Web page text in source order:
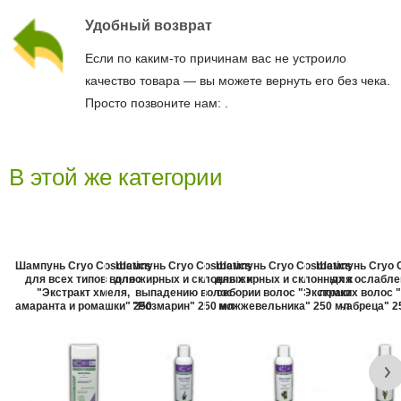
Удобный возврат
Если по каким-то причинам вас не устроило
качество товара — вы можете вернуть его без чека.
Просто позвоните нам:
В этой же категории
Шампунь Cryo Cosmetics
для всех типов волос
"Экстракт хмеля,
амаранта и ромашки" 250
Шампунь Cryo Cosmetics
для жирных и склонных к
выпадению волос
"Розмарин" 250 мл
Шампунь Cryo Cosmetics
для жирных и склонных к
себории волос "Экстракт
можжевельника" 250 мл
Шампунь Cryo
для
ломких волос
чабреца"